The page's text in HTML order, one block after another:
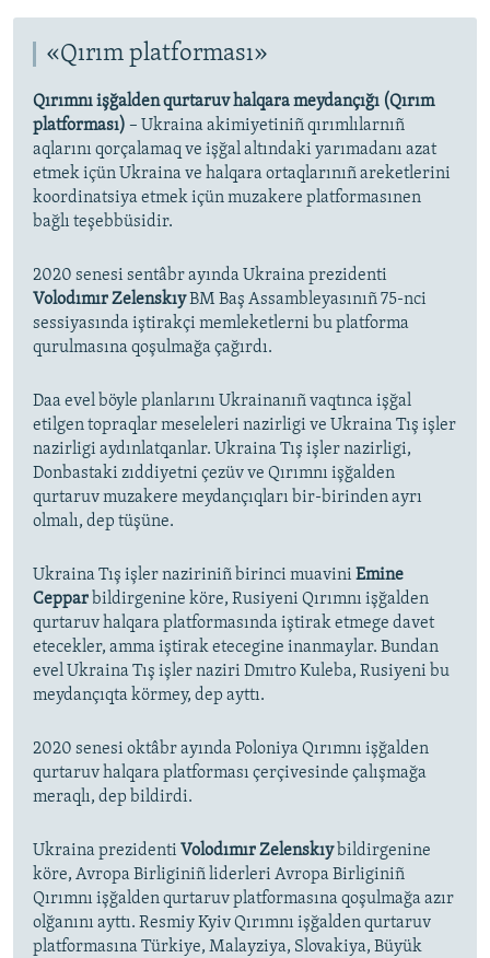
«Qırım platforması»
Qırımnı işğalden qurtaruv halqara meydançığı (Qırım
platforması) – Ukraina akimiyetiniñ qırımlılarnıñ
aqlarını qorçalamaq ve işğal altındaki yarımadanı azat
etmek içün Ukraina ve halqara ortaqlarınıñ areketlerini
koordinatsiya etmek içün muzakere platformasınen
bağlı teşebbüsidir.
2020 senesi sentâbr ayında Ukraina prezidenti
Volodımır ZelenskıyBM Baş Assambleyasınıñ 75-nci
sessiyasında iştirakçi memleketlerni bu platforma
qurulmasına qoşulmağa çağırdı.
Daa evel böyle planlarını Ukrainanıñ vaqtınca işğal
etilgen topraqlar meseleleri nazirligi ve Ukraina Tış işler
nazirligi aydınlatqanlar. Ukraina Tış işler nazirligi,
Donbastaki zıddiyetni çezüv ve Qırımnı işğalden
qurtaruv muzakere meydançıqları bir-birinden ayrı
olmalı, dep tüşüne.
Ukraina Tış işler naziriniñ birinci muavini Emine
Ceppar bildirgenine köre, Rusiyeni Qırımnı işğalden
qurtaruv halqara platformasında iştirak etmege davet
etecekler, amma iştirak etecegine inanmaylar. Bundan
evel Ukraina Tış işler naziri Dmıtro Kuleba, Rusiyeni bu
meydançıqta körmey, dep ayttı.
2020 senesi oktâbr ayında Poloniya Qırımnı işğalden
qurtaruv halqara platforması çerçivesinde çalışmağa
meraqlı, dep bildirdi.
Ukraina prezidenti Volodımır Zelenskıybildirgenine
köre, Avropa Birliginiñ liderleri Avropa Birliginiñ
Qırımnı işğalden qurtaruv platformasına qoşulmağa azır
olğanını ayttı. Resmiy Kyiv Qırımnı işğalden qurtaruv
platformasına Türkiye, Malayziya, Slovakiya, Büyük